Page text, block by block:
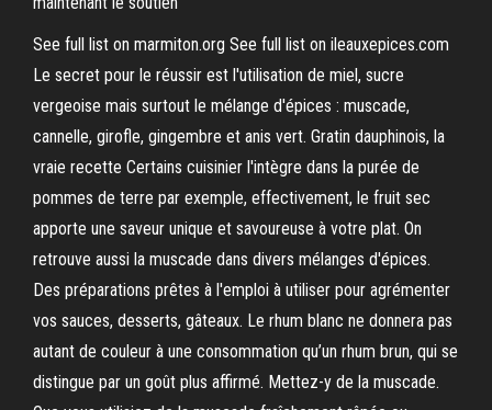
See full list on marmiton.org See full list on ileauxepices.com
Le secret pour le réussir est l'utilisation de miel, sucre
vergeoise mais surtout le mélange d'épices : muscade,
cannelle, girofle, gingembre et anis vert. Gratin dauphinois, la
vraie recette Certains cuisinier l'intègre dans la purée de
pommes de terre par exemple, effectivement, le fruit sec
apporte une saveur unique et savoureuse à votre plat. On
retrouve aussi la muscade dans divers mélanges d'épices.
Des préparations prêtes à l'emploi à utiliser pour agrémenter
vos sauces, desserts, gâteaux. Le rhum blanc ne donnera pas
autant de couleur à une consommation qu’un rhum brun, qui se
distingue par un goût plus affirmé. Mettez-y de la muscade.